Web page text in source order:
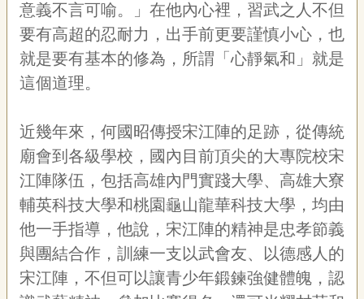
意義不言可喻。」在他內心裡，習武之人不但
要有高超的忍耐力，出手前更要謹慎小心，也
就是要有基本的修為，所謂「心靜氣和」就是
這個道理。
近幾年來，何國昭傳授宋江陣的足跡，從傳統
廟會到各級學校，國內目前頂尖的大專院校宋
江陣隊伍，包括高雄內門實踐大學、高雄大寮
輔英科技大學和桃園龜山龍華科技大學，均由
他一手指導，他說，宋江陣的精神是忠孝節義
與團結合作，訓練一支以武會友、以德感人的
宋江陣，不但可以讓青少年鍛鍊強健體魄，認